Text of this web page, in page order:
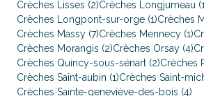
Crèches Lisses (2)Crèches Longjumeau
Crèches Longpont-sur-orge (1)Crèches
Crèches Massy (7)Crèches Mennecy (1)
Crèches Morangis (2)Crèches Orsay (4)
Crèches Quincy-sous-sénart (2)Crèches
Crèches Saint-aubin (1)Crèches Saint-
Crèches Sainte-geneviève-des-bois (4)